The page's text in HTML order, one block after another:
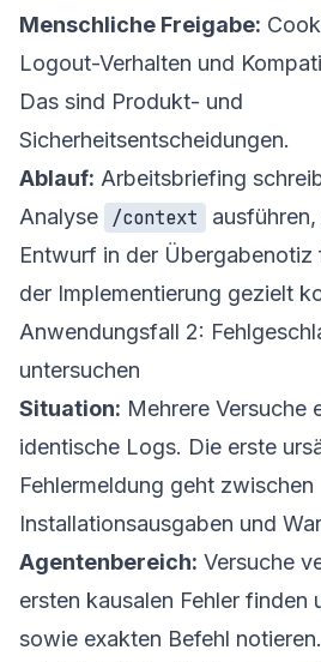
Menschliche Freigabe:
Logout-Verhalten und
Das sind Produkt- und
Sicherheitsentscheidungen.
Ablauf: Arbeitsbriefing
Analyse
/context
Entwurf in der Übergabenotiz
der Implementierung gezielt
Anwendungsfall 2:
untersuchen
Situation: Mehrere Versuche
identische Logs. Die erste
Fehlermeldung geht zwischen
Installationsausgaben und
Agentenbereich: Versuche
ersten kausalen Fehler finden
sowie exakten Befehl